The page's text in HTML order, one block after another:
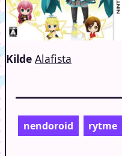
Kilde Alafista
nendoroid rytme